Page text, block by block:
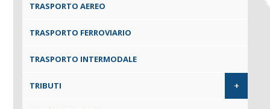
TRASPORTO AEREO
TRASPORTO FERROVIARIO
TRASPORTO INTERMODALE
TRIBUTI +